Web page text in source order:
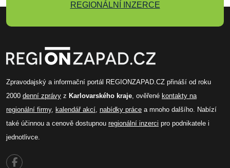
REGIONÁLNÍ INZERCE
Zpravodajský a informační portál REGIONZAPAD.CZ přináší od roku
2000 denní zprávy z Karlovarského kraje, ověřené kontakty na
regionální firmy, kalendář akcí, nabídky práce a mnoho dalšího. Nabízí
také účinnou a cenově dostupnou regionální inzerci pro podnikatele i
jednotlivce.